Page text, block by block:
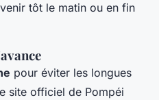
tôt le matin ou en fin
pour éviter les longues
site officiel de Pompéi